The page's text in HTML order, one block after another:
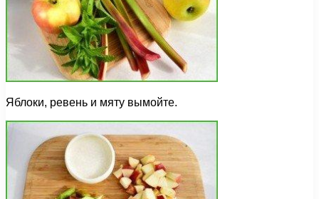
Яблоки, ревень и мяту вымойте.